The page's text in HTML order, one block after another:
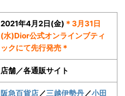
2021年4月2日(金) ＊3月31日
(水)Dior公式オンラインブティ
ックにて先行発売＊
店舗／各通販サイト
阪急百貨店／三越伊勢丹／小田